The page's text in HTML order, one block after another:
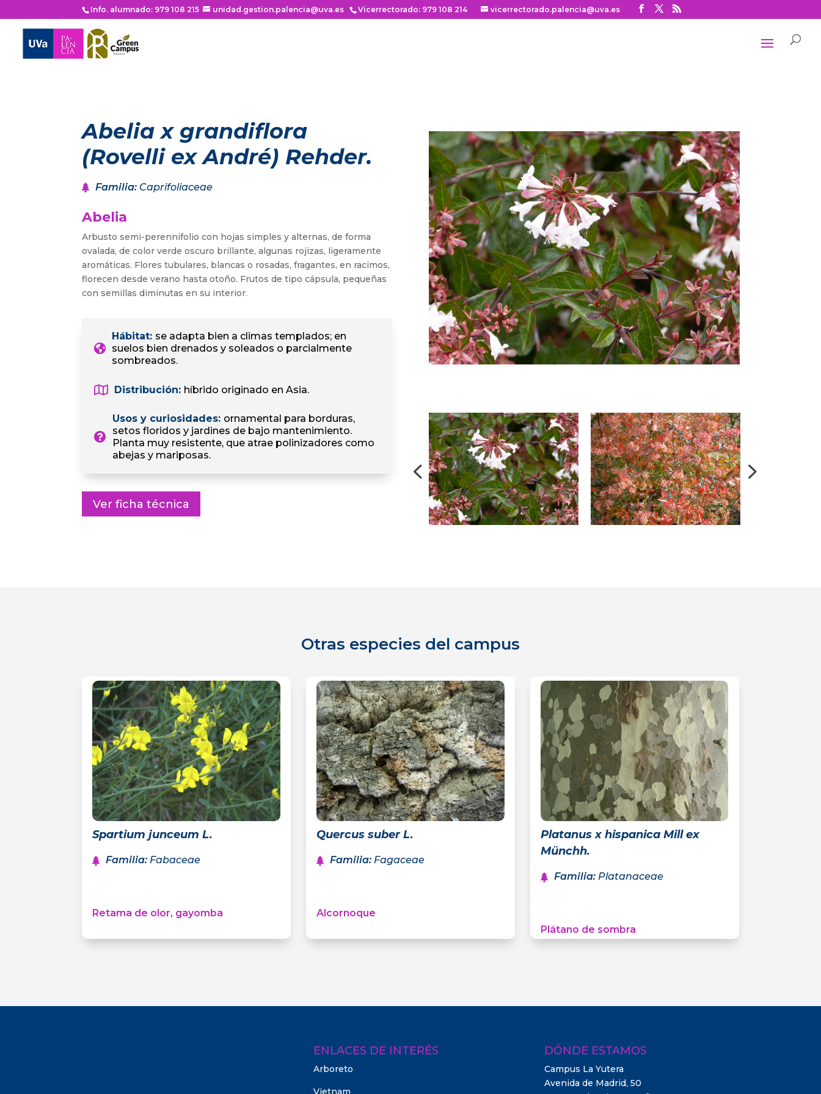
Info. alumnado: 979 108 215 unidad.gestion.palencia@uva.es Vicerrectorado: 979 108 214 vicerrectorado.palencia@uva.es
Abelia x grandiflora
(Rovelli ex André) Rehder.
Familia: Caprifoliaceae
Abelia
Arbusto semi-perennifolio con hojas simples y alternas, de forma
ovalada, de color verde oscuro brillante, algunas rojizas, ligeramente
aromáticas. Flores tubulares, blancas o rosadas, fragantes, en racimos,
florecen desde verano hasta otoño. Frutos de tipo cápsula, pequeñas
con semillas diminutas en su interior.
Hábitat: se adapta bien a climas templados; en
suelos bien drenados y soleados o parcialmente
sombreados.
Distribución: híbrido originado en Asia.
Usos y curiosidades: ornamental para borduras,
setos floridos y jardines de bajo mantenimiento.
Planta muy resistente, que atrae polinizadores como
abejas y mariposas.
Ver ficha técnica
Otras especies del campus
Spartium junceum L.
Familia: Fabaceae
Retama de olor, gayomba
Quercus suber L.
Familia: Fagaceae
Alcornoque
Platanus x hispanica Mill ex
Münchh.
Familia: Platanaceae
Plátano de sombra
ENLACES DE INTERÉS
Arboreto
Vietnam
DÓNDE ESTAMOS
Campus La Yutera
Avenida de Madrid, 50